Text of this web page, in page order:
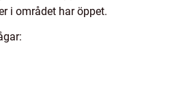
i området har öppet.